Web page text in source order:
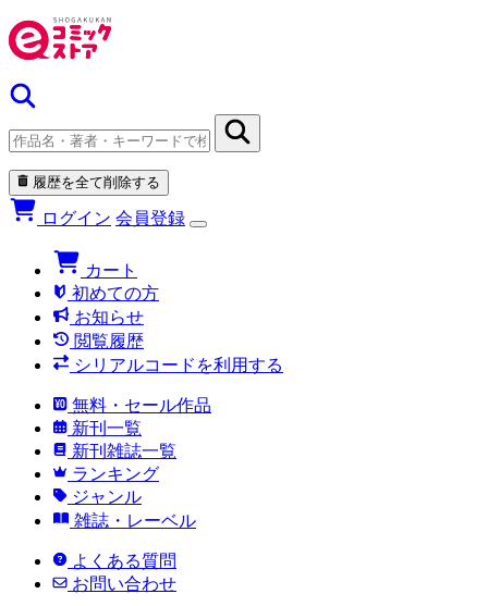
履歴を全て削除する
ログイン 会員登録
カート
初めての方
お知らせ
閲覧履歴
シリアルコードを利用する
無料・セール作品
新刊一覧
新刊雑誌一覧
ランキング
ジャンル
雑誌・レーベル
よくある質問
お問い合わせ